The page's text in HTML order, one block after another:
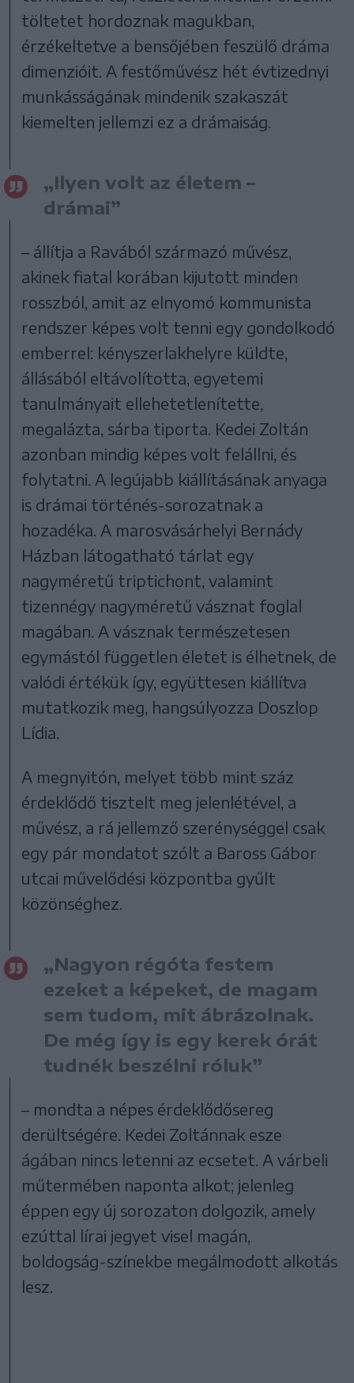
töltetet hordoznak magukban,
érzékeltetve a bensőjében feszülő dráma
dimenzióit. A festőművész hét évtizednyi
munkásságának mindenik szakaszát
kiemelten jellemzi ez a drámaiság.
„Ilyen volt az életem –
drámai”
– állítja a Ravából származó művész,
akinek fiatal korában kijutott minden
rosszból, amit az elnyomó kommunista
rendszer képes volt tenni egy gondolkodó
emberrel: kényszerlakhelyre küldte,
állásából eltávolította, egyetemi
tanulmányait ellehetetlenítette,
megalázta, sárba tiporta. Kedei Zoltán
azonban mindig képes volt felállni, és
folytatni. A legújabb kiállításának anyaga
is drámai történés-sorozatnak a
hozadéka. A marosvásárhelyi Bernády
Házban látogatható tárlat egy
nagyméretű triptichont, valamint
tizennégy nagyméretű vásznat foglal
magában. A vásznak természetesen
egymástól független életet is élhetnek, de
valódi értékük így, együttesen kiállítva
mutatkozik meg, hangsúlyozza Doszlop
Lídia.
A megnyitón, melyet több mint száz
érdeklődő tisztelt meg jelenlétével, a
művész, a rá jellemző szerénységgel csak
egy pár mondatot szólt a Baross Gábor
utcai művelődési központba gyűlt
közönséghez.
„Nagyon régóta festem
ezeket a képeket, de magam
sem tudom, mit ábrázolnak.
De még így is egy kerek órát
tudnék beszélni róluk”
– mondta a népes érdeklődősereg
derültségére. Kedei Zoltánnak esze
ágában nincs letenni az ecsetet. A várbeli
műtermében naponta alkot; jelenleg
éppen egy új sorozaton dolgozik, amely
ezúttal lírai jegyet visel magán,
boldogság-színekbe megálmodott alkotás
lesz.